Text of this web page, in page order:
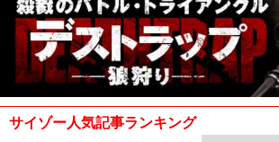
サイゾー人気記事ランキング